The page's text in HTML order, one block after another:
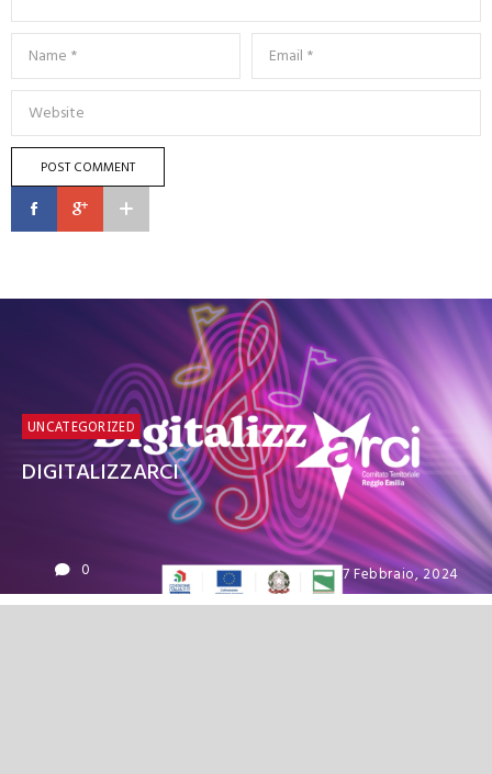
UNCATEGORIZED
DIGITALIZZARCI
0 7 Febbraio, 2024